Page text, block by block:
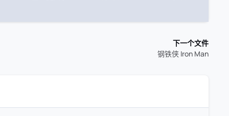
下一个文件
钢铁侠 Iron Man